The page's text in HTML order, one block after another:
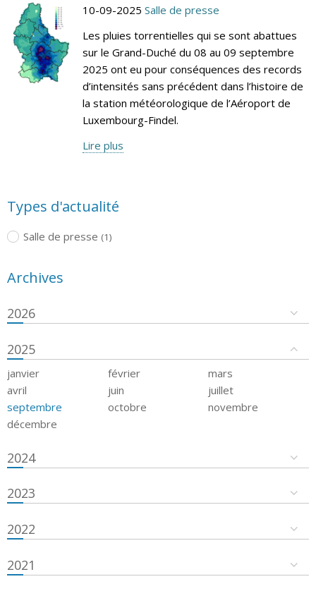
10-09-2025 Salle de presse
Les pluies torrentielles qui se sont abattues
sur le Grand-Duché du 08 au 09 septembre
2025 ont eu pour conséquences des records
d’intensités sans précédent dans l’histoire de
la station météorologique de l’Aéroport de
Luxembourg-Findel.
Lire plus
Types d'actualité
Salle de presse (1)
Archives
2026
2025
janvier février
mars
avril
juin
juillet
septembre
octobre
novembre
décembre
2024
2023
2022
2021